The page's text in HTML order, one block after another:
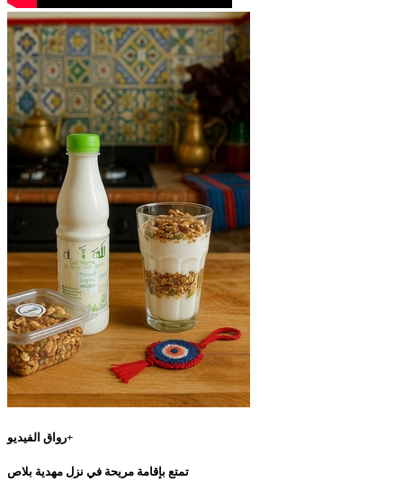
رواق الفيديو+
تمتع بإقامة مريحة في نزل مهدية بلاص